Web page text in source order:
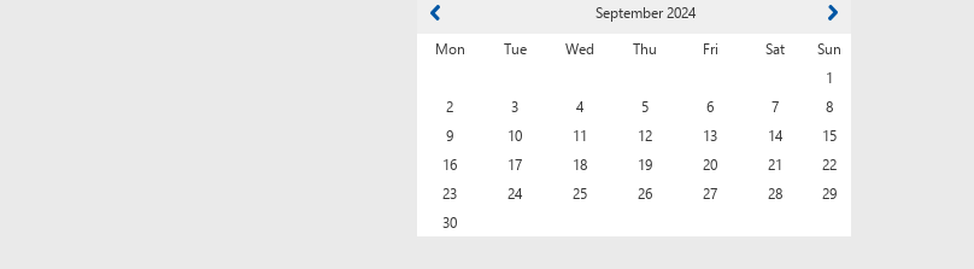
September 2024
Mon
Tue Wed Thu Fri Sat
Sun
1
2
3 4 5 6 7
8
9
10 11 12 13 14
15
16
17 18 19 20 21
22
23
24 25 26 27 28
29
30